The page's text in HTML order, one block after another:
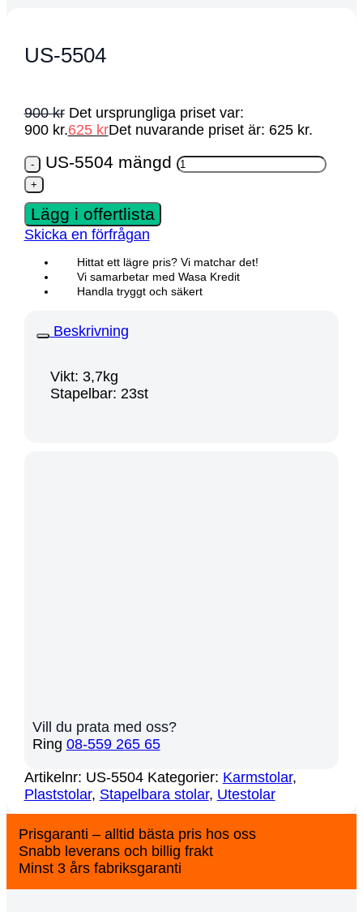
US-5504
900kr Det ursprungliga priset var:
900 kr.625 krDet nuvarande priset är: 625 kr.
US-5504 mängd
Lägg i offertlista
Skicka en förfrågan
Hittat ett lägre pris? Vi matchar det!
Vi samarbetar med Wasa Kredit
Handla tryggt och säkert
Beskrivning
Vikt: 3,7kg
Stapelbar: 23st
Vill du prata med oss?
Ring 08-559 265 65
Artikelnr: US-5504 Kategorier: Karmstolar,
Plaststolar, Stapelbara stolar, Utestolar
Prisgaranti – alltid bästa pris hos oss
Snabb leverans och billig frakt
Minst 3 års fabriksgaranti